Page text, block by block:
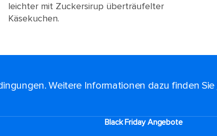
leichter mit Zuckersirup überträufelter
Käsekuchen.
Weitere Informationen dazu finden Sie
Black Friday Angebote